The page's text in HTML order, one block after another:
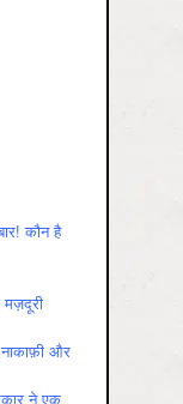
कौन है
और
ने एक